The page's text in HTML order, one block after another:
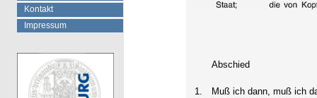
Abschied
1.
Muß ich dann, muß ich
Kontakt
Impressum